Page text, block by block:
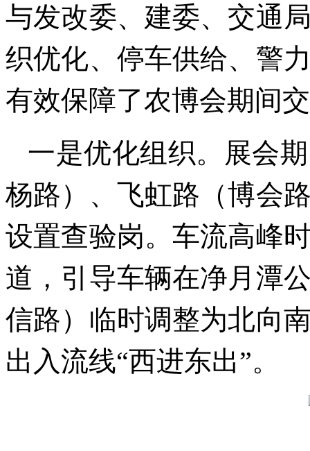
与发改委、建委、交通
织优化、停车供给、警
有效保障了农博会期间
一是优化组织。展会
杨路）、飞虹路（博会
设置查验岗。车流高峰
道，引导车辆在净月潭
信路）临时调整为北向
出入流线“西进东出”。